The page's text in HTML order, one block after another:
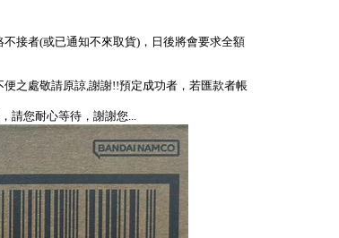
接者(或已通知不來取貨)，日後將會要求全額
之處敬請原諒,謝謝!!預定成功者，若匯款者帳
請您耐心等待，謝謝您...